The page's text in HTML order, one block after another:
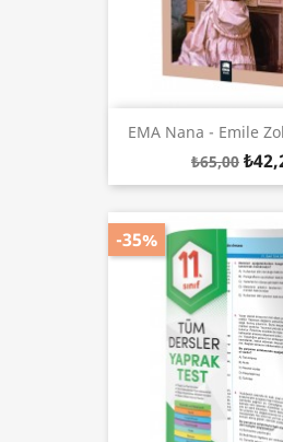
EMA Nana - Emile
₺65,00
-35%